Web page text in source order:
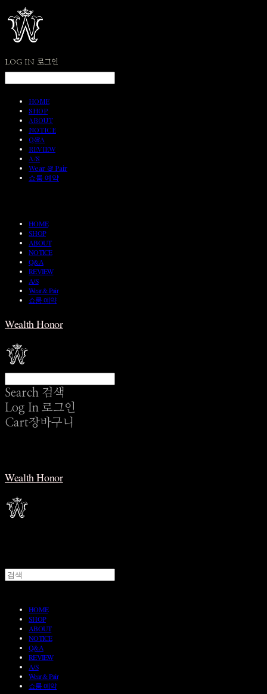
LOG IN 로그인
HOME
SHOP
ABOUT
NOTICE
Q&A
REVIEW
A/S
Wear & Pair
쇼룸 예약
HOME
SHOP
ABOUT
NOTICE
Q&A
REVIEW
A/S
Wear & Pair
쇼룸 예약
Wealth Honor
Search 검색
Log In 로그인
Cart장바구니
Wealth Honor
HOME
SHOP
ABOUT
NOTICE
Q&A
REVIEW
A/S
Wear & Pair
쇼룸 예약